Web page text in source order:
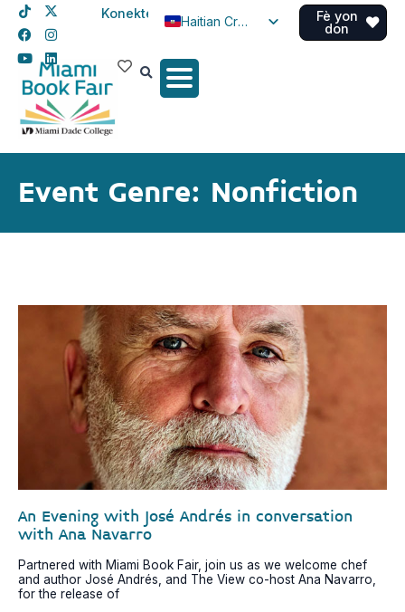
Konekte
Haitian Creole
Spanish
Fè yon
don
Event Genre: Nonfiction
An Evening with José Andrés in conversation
with Ana Navarro
Partnered with Miami Book Fair, join us as we welcome chef
and author José Andrés, and The View co-host Ana Navarro,
for the release of